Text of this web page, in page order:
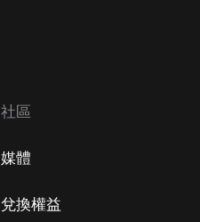
社區
媒體
兌換權益